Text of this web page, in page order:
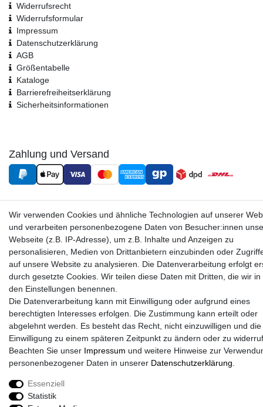
Widerrufsrecht
Widerrufs­formular
Impressum
Daten­schutz­erklärung
AGB
Größentabelle
Kataloge
Barrierefreiheitserklärung
Sicherheitsinformationen
Zahlung und Versand
Sport-Versand24 Community
Sport-Versand24 Team Fan-Shop´s & Partner
Wir verwenden Cookies und ähnliche Technologien auf unserer
und verarbeiten personenbezogene Daten von Besucher:innen
Webseite (z.B. IP-Adresse), um z.B. Inhalte und Anzeigen zu
personalisieren, Medien von Drittanbietern einzubinden oder
auf unsere Website zu analysieren. Die Datenverarbeitung erfolgt
durch gesetzte Cookies. Wir teilen diese Daten mit Dritten, die wir in
den Einstellungen benennen.
Die Datenverarbeitung kann mit Einwilligung oder aufgrund eines
berechtigten Interesses erfolgen. Die Zustimmung kann erteilt oder
abgelehnt werden. Es besteht das Recht, nicht einzuwilligen und die
Einwilligung zu einem späteren Zeitpunkt zu ändern oder zu
Beachten Sie unser Impressum und weitere Hinweise zur
personenbezogener Daten in unserer Daten­schutz­erklärung
Essenziell
Statistik